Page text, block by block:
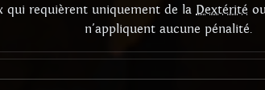
qui requièrent uniquement de la Dextérité
n'appliquent aucune pénalité.